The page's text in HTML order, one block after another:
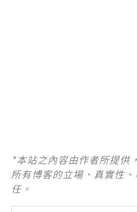
*本站之內容由作者所提供
所有博客的立場、真實性
任。